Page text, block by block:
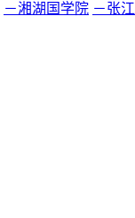
－湘湖国学院 －张